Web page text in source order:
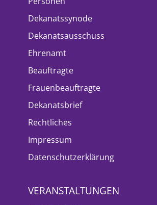
Dekanatssynode
Dekanatsausschuss
Ehrenamt
Beauftragte
Frauenbeauftragte
Dekanatsbrief
Rechtliches
Impressum
Datenschutzerklärung
VERANSTALTUNGEN